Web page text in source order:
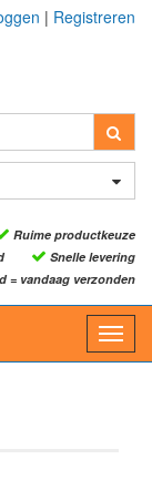
| Registreren
Ruime productkeuze
Snelle levering
= vandaag verzonden